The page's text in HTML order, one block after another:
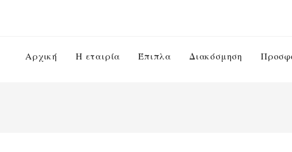
Αρχική Η εταιρία Έπιπλα Διακόσμηση